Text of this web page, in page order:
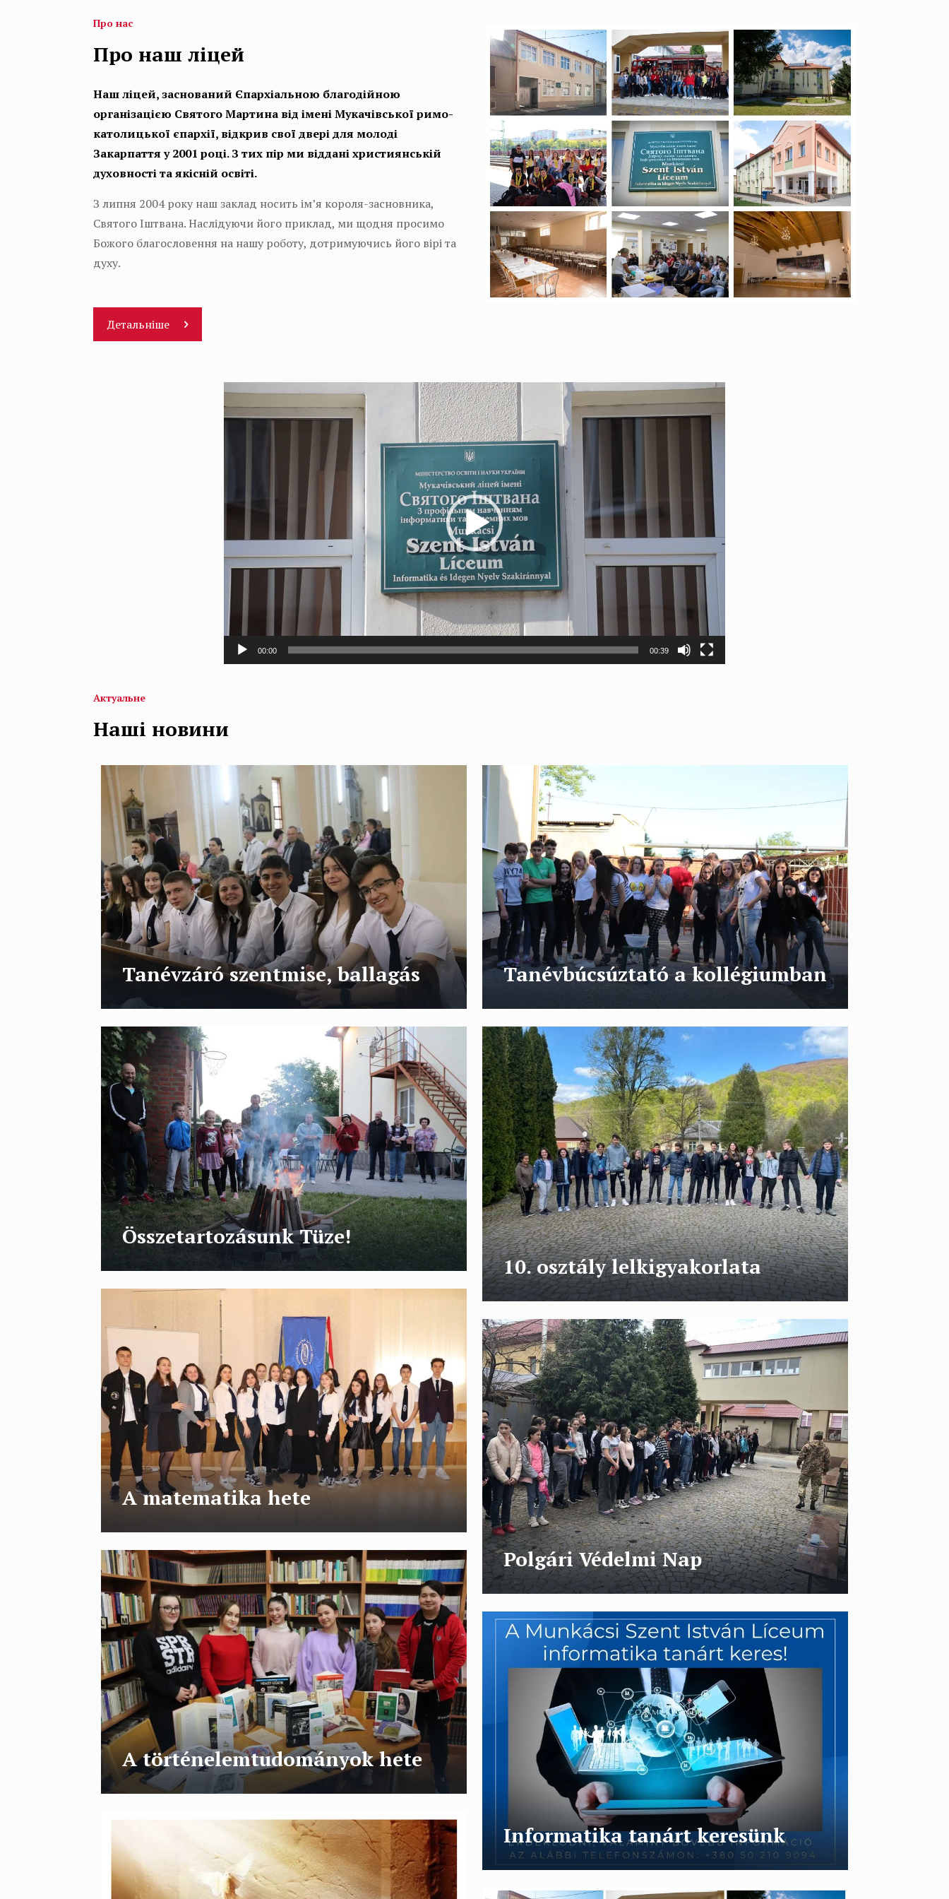
Про нас
Про наш ліцей
Наш ліцей, заснований Єпархіальною благодійною
організацією Святого Мартина від імені Мукачівської римо-
католицької єпархії, відкрив свої двері для молоді
Закарпаття у 2001 році. З тих пір ми віддані християнській
духовності та якісній освіті.
З липня 2004 року наш заклад носить ім’я короля-засновника,
Святого Іштвана. Наслідуючи його приклад, ми щодня просимо
Божого благословення на нашу роботу, дотримуючись його вірі та
духу.
Детальніше
Відеопрогравач
00:00 00:39
Актуальне
Наші новини
Tanévzáró szentmise, ballagás Tanévbúcsúztató a kollégiumban
Összetartozásunk Tüze!
10. osztály lelkigyakorlata
A matematika hete
Polgári Védelmi Nap
A történelemtudományok hete
Informatika tanárt keresünk